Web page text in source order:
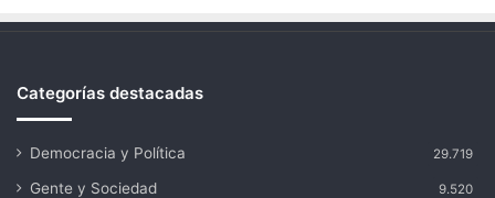
Categorías destacadas
Democracia y Política 29.719
Gente y Sociedad 9.520